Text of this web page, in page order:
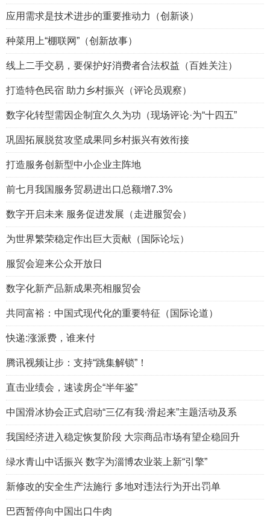
应用需求是技术进步的重要推动力（创新谈）
种菜用上“棚联网”（创新故事）
线上二手交易，要保护好消费者合法权益（百姓关注）
打造特色民宿 助力乡村振兴（评论员观察）
数字化转型需因企制宜久久为功（现场评论·为“十四五”
巩固拓展脱贫攻坚成果同乡村振兴有效衔接
打造服务创新型中小企业主阵地
前七月我国服务贸易进出口总额增7.3%
数字开启未来 服务促进发展（走进服贸会）
为世界繁荣稳定作出巨大贡献（国际论坛）
服贸会迎来公众开放日
数字化新产品新成果亮相服贸会
共同富裕：中国式现代化的重要特征（国际论道）
快递:涨派费，谁来付
腾讯视频让步：支持“跳集解锁”！
直击业绩会，速读房企“半年鉴”
中国滑冰协会正式启动“三亿有我·滑起来”主题活动及系
我国经济进入稳定恢复阶段 大宗商品市场有望企稳回升
绿水青山中话振兴 数字为淄博农业装上新“引擎”
新修改的安全生产法施行 多地对违法行为开出罚单
巴西暂停向中国出口牛肉